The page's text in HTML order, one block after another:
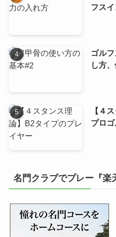
フス
ゴル
し方
【４
プロ
名門クラブでプレー『楽